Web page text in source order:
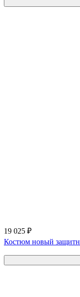
19 025 ₽
Костюм новый